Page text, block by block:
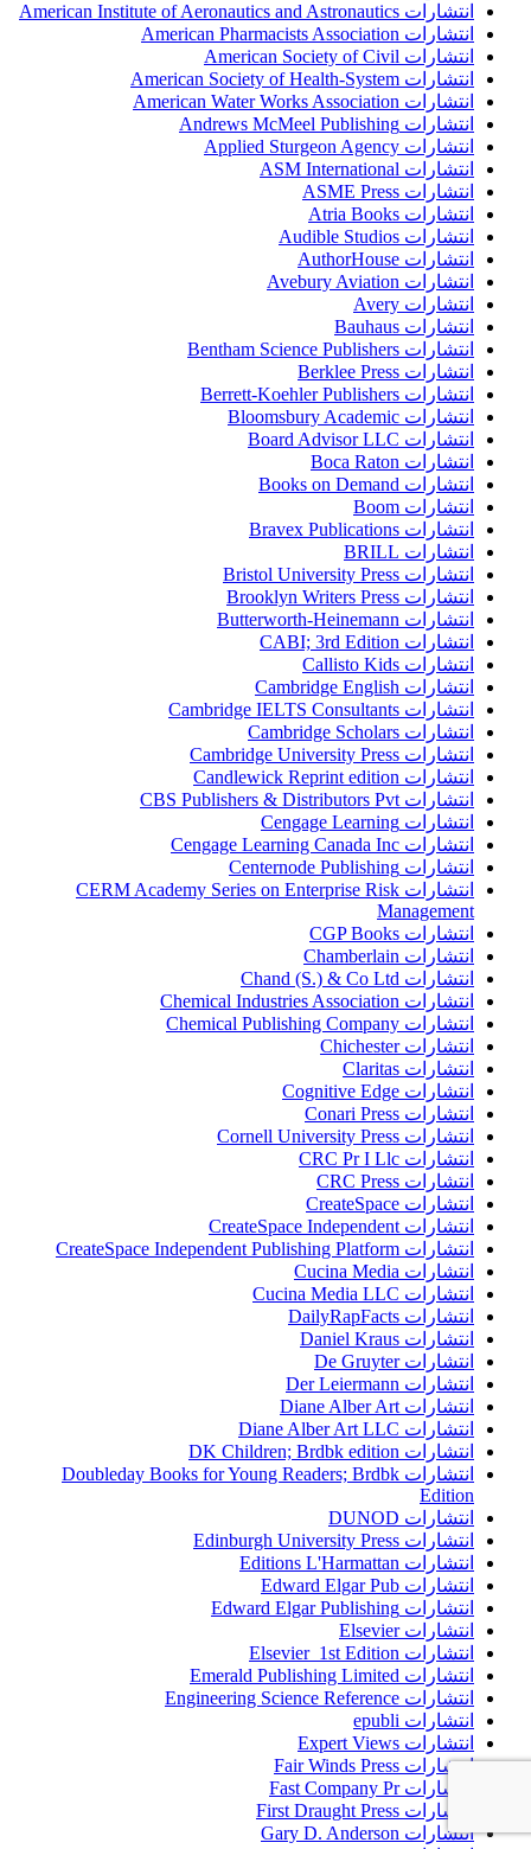
انتشارات American Institute of Aeronautics and Astronautics
انتشارات American Pharmacists Association
انتشارات American Society of Civil
انتشارات American Society of Health-System
انتشارات American Water Works Association
انتشارات Andrews McMeel Publishing
انتشارات Applied Sturgeon Agency
انتشارات ASM International
انتشارات ASME Press
انتشارات Atria Books
انتشارات Audible Studios
انتشارات AuthorHouse
انتشارات Avebury Aviation
انتشارات Avery
انتشارات Bauhaus
انتشارات Bentham Science Publishers
انتشارات Berklee Press
انتشارات Berrett-Koehler Publishers
انتشارات Bloomsbury Academic
انتشارات Board Advisor LLC
انتشارات Boca Raton
انتشارات Books on Demand
انتشارات Boom
انتشارات Bravex Publications
انتشارات BRILL
انتشارات Bristol University Press
انتشارات Brooklyn Writers Press
انتشارات Butterworth-Heinemann
انتشارات CABI; 3rd Edition
انتشارات Callisto Kids
انتشارات Cambridge English
انتشارات Cambridge IELTS Consultants
انتشارات Cambridge Scholars
انتشارات Cambridge University Press
انتشارات Candlewick Reprint edition
انتشارات CBS Publishers & Distributors Pvt
انتشارات Cengage Learning
انتشارات Cengage Learning Canada Inc
انتشارات Centernode Publishing
انتشارات CERM Academy Series on Enterprise Risk
Management
انتشارات CGP Books
انتشارات Chamberlain
انتشارات Chand (S.) & Co Ltd
انتشارات Chemical Industries Association
انتشارات Chemical Publishing Company
انتشارات Chichester
انتشارات Claritas
انتشارات Cognitive Edge
انتشارات Conari Press
انتشارات Cornell University Press
انتشارات CRC Pr I Llc
انتشارات CRC Press
انتشارات CreateSpace
انتشارات CreateSpace Independent
انتشارات CreateSpace Independent Publishing Platform
انتشارات Cucina Media
انتشارات Cucina Media LLC
انتشارات DailyRapFacts
انتشارات Daniel Kraus
انتشارات De Gruyter
انتشارات Der Leiermann
انتشارات Diane Alber Art
انتشارات Diane Alber Art LLC
انتشارات DK Children; Brdbk edition
انتشارات Doubleday Books for Young Readers; Brdbk
Edition
انتشارات DUNOD
انتشارات Edinburgh University Press
انتشارات Editions L'Harmattan
انتشارات Edward Elgar Pub
انتشارات Edward Elgar Publishing
انتشارات Elsevier
انتشارات Elsevier 1st Edition
انتشارات Emerald Publishing Limited
انتشارات Engineering Science Reference
انتشارات epubli
انتشارات Expert Views
انتشارات Fair Winds Press
انتشارات Fast Company Pr
انتشارات First Draught Press
انتشارات Gary D. Anderson